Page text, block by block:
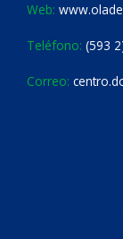
Web:
Teléfono: (593
Correo: